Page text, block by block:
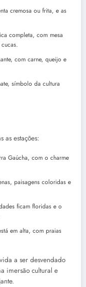
cremosa ou frita, e as
completa, com mesa
com carne, queijo e
símbolo da cultura
as estações:
Gaúcha, com o charme
paisagens coloridas e
ficam floridas e o
em alta, com praias
a ser desvendado
imersão cultural e